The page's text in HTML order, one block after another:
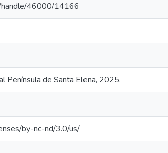
handle/46000/14166
Península de Santa Elena, 2025.
by-nc-nd/3.0/us/